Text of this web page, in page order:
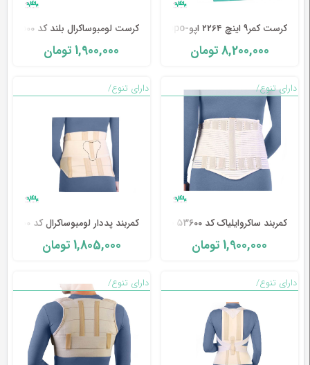
سنتی
جراحی
کرست کمر۹ اینچ ۲۲۶۴ اپو-Oppo
8,200,000تومان
کرست لومبوساکرال بلند کد 53500 طب و صنعت
1,900,000 تومان
دارای تنوع/
کمربند ساکروایلیاک کد 53600 طب و صنعت
1,900,000 تومان
دارای تنوع/
کمربند پددار لومبوساکرال کد 53400 طب و صنعت
1,805,000تومان
دارای تنوع/ دارای تنوع/